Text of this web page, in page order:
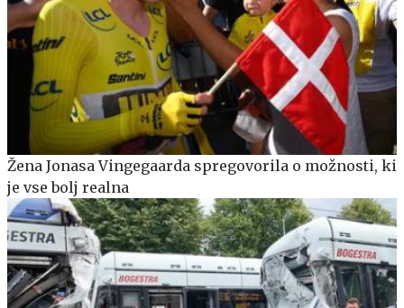
Žena Jonasa Vingegaarda spregovorila o možnosti, ki
je vse bolj realna